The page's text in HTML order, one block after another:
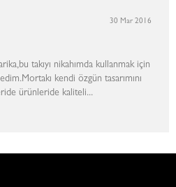
takıyı nikahımda kullanmak için
kendi özgün tasarımını
ürünleride kaliteli...
30 Mar 2016